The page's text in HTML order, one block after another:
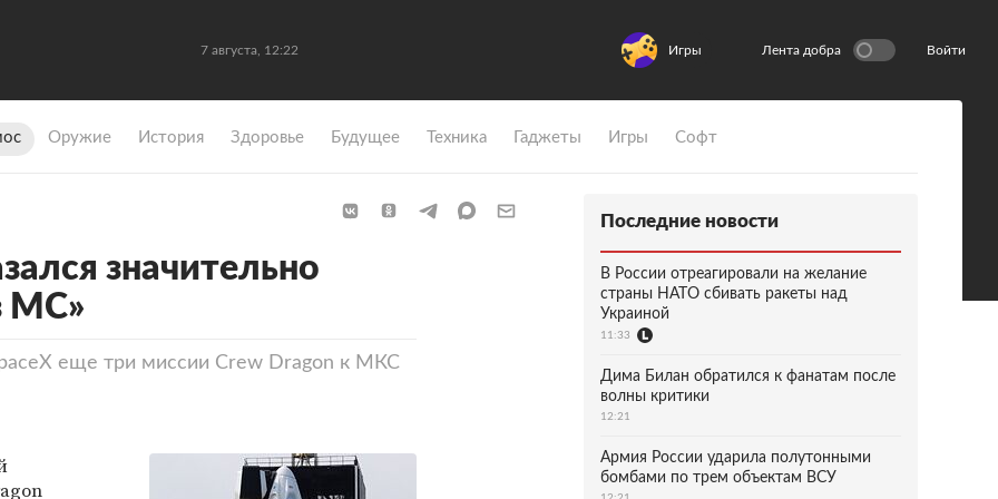
7 августа, 12:22 Игры Лента добра Войти
Оружие История Здоровье Будущее Техника Гаджеты Игры Софт
значительно
МС»
еще три миссии Crew Dragon к МКС
Последние новости
В России отреагировали на желание
страны НАТО сбивать ракеты над
Украиной
11:33
Дима Билан обратился к фанатам после
волны критики
12:21
Армия России ударила полутонными
бомбами по трем объектам ВСУ